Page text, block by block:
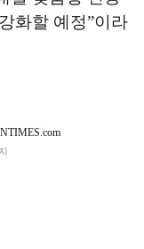
화할 예정”이라